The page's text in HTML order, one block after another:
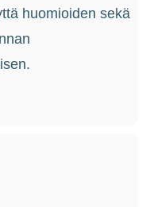
huomioiden sekä